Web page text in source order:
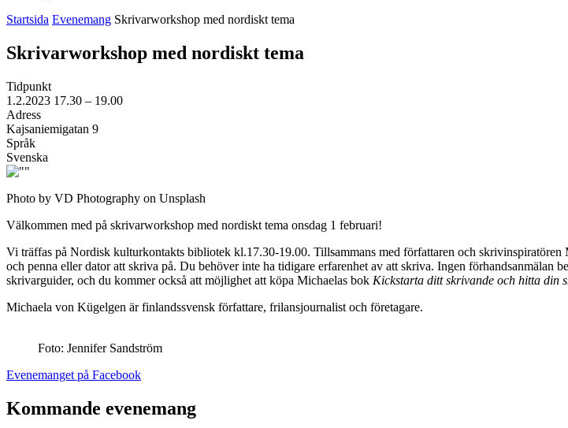
Startsida Evenemang Skrivarworkshop med nordiskt tema
Skrivarworkshop med nordiskt tema
Tidpunkt
1.2.2023 17.30 – 19.00
Adress
Kajsaniemigatan 9
Språk
Svenska
Photo by VD Photography on Unsplash
Välkommen med på skrivarworkshop med nordiskt tema onsdag 1 februari!
Vi träffas på Nordisk kulturkontakts bibliotek kl.17.30-19.00. Tillsammans med författaren och
och penna eller dator att skriva på. Du behöver inte ha tidigare erfarenhet av att skriva. Ingen förhandsanmälan
skrivarguider, och du kommer också att möjlighet att köpa Michaelas bok Kickstarta ditt skrivande och hitta din
Michaela von Kügelgen är finlandssvensk författare, frilansjournalist och företagare.
Foto: Jennifer Sandström
Evenemanget på FacebookÖppnas
ny
Kommande evenemang